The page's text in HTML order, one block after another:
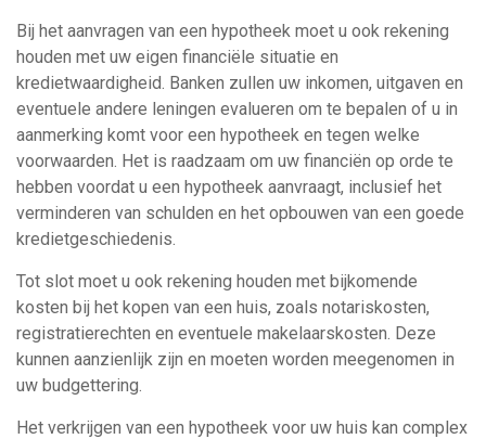
Bij het aanvragen van een hypotheek moet u ook rekening
houden met uw eigen financiële situatie en
kredietwaardigheid. Banken zullen uw inkomen, uitgaven en
eventuele andere leningen evalueren om te bepalen of u in
aanmerking komt voor een hypotheek en tegen welke
voorwaarden. Het is raadzaam om uw financiën op orde te
hebben voordat u een hypotheek aanvraagt, inclusief het
verminderen van schulden en het opbouwen van een goede
kredietgeschiedenis.
Tot slot moet u ook rekening houden met bijkomende
kosten bij het kopen van een huis, zoals notariskosten,
registratierechten en eventuele makelaarskosten. Deze
kunnen aanzienlijk zijn en moeten worden meegenomen in
uw budgettering.
Het verkrijgen van een hypotheek voor uw huis kan complex